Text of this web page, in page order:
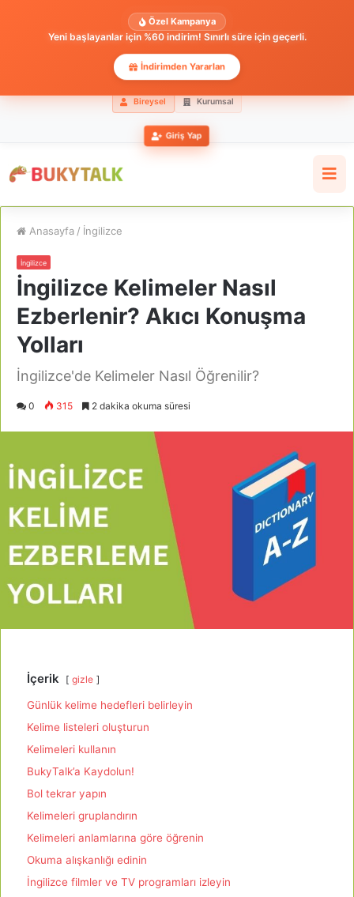
Özel Kampanya
Yeni başlayanlar için %60 indirim! Sınırlı süre için geçerli.
İndirimden Yararlan
Bireysel Kurumsal
Giriş Yap
Anasayfa / İngilizce
İngilizce
İngilizce Kelimeler Nasıl
Ezberlenir? Akıcı Konuşma
Yolları
İngilizce'de Kelimeler Nasıl Öğrenilir?
0 315 2 dakika okuma süresi
İçerik gizle
Günlük kelime hedefleri belirleyin
Kelime listeleri oluşturun
Kelimeleri kullanın
BukyTalk’a Kaydolun!
Bol tekrar yapın
Kelimeleri gruplandırın
Kelimeleri anlamlarına göre öğrenin
Okuma alışkanlığı edinin
İngilizce filmler ve TV programları izleyin